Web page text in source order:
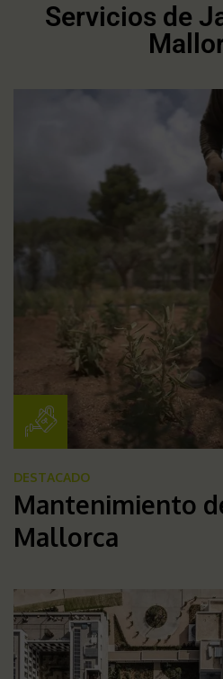
Servicios de
DESTACADO
Mantenimiento
Mallorca